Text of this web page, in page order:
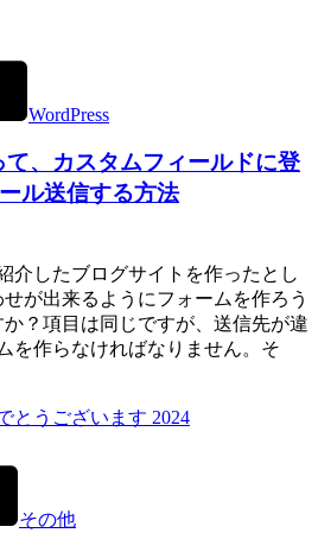
WordPress
Form
7
、カスタムフィールドに登
ル送信する方法
介したブログサイトを作ったとし
が出来るようにフォームを作ろう
？項目は同じですが、送信先が違
を作らなければなりません。そ
その他